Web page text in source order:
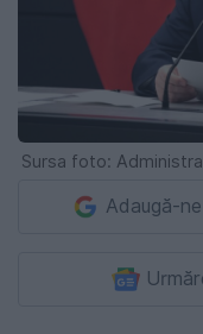
Sursa foto:
Adaugă-